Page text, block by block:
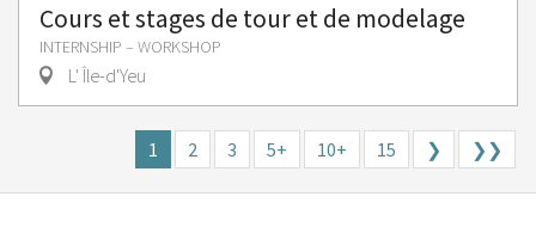
Cours et stages de tour et de modelage
INTERNSHIP – WORKSHOP
L' Île-d'Yeu
1 2 3 5+ 10+ 15 ❯ ❯❯